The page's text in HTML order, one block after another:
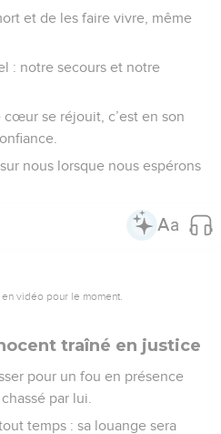
et de les faire vivre, même
: notre secours et notre
cœur se réjouit, c’est en son
nous lorsque nous espérons
vidéo pour le moment.
traîné en justice
pour un fou en présence
par lui.
temps : sa louange sera